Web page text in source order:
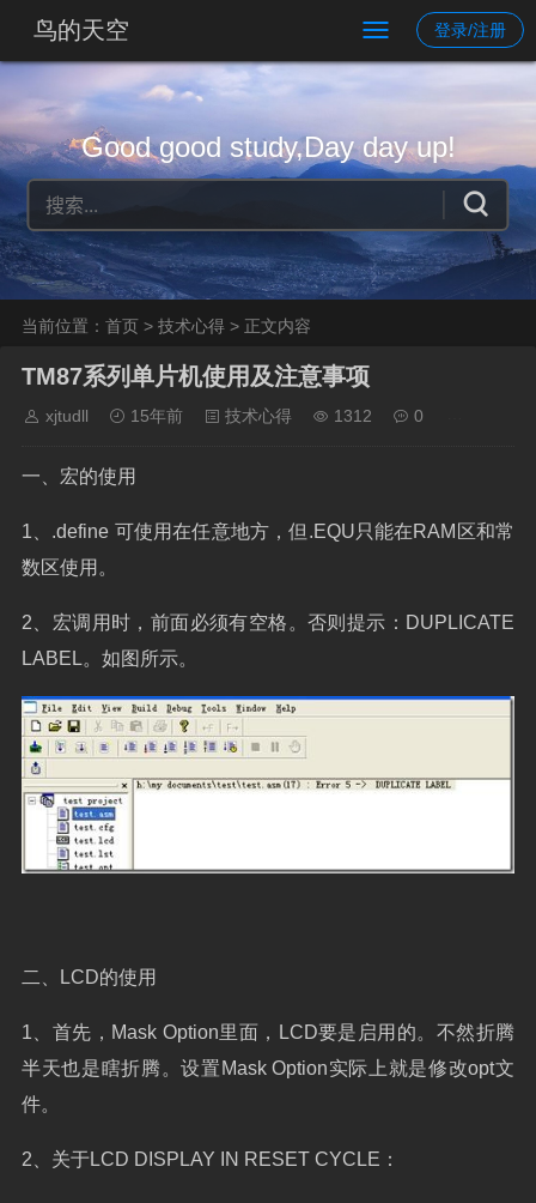
鸟的天空 登录/注册
Good good study,Day day up!
当前位置： 首页 > 技术心得 > 正文内容
TM87系列单片机使用及注意事项
xjtudll 15年前 技术心得 1312 0
一、宏的使用
1 .define 可使用在任意地方，但 .EQU 只能在RAM 区和常
数区使用。
2 、宏调用时，前面必须有空格。否则提示： DUPLICATE
LABEL。如图所示。
二、 LCD的使用
1 、首先， Mask Option里面， LCD要是启用的。不然折腾
半天也是瞎折腾。设置 Mask Option实际上就是修改opt文
件。
2 、关于LCD DISPLAY IN RESET CYCLE ：